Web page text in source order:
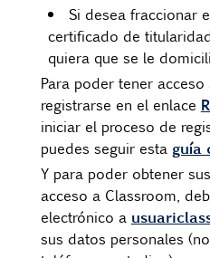
Si desea fraccionar
certificado de
quiera que se le
Para poder tener acceso
registrarse en el enlace
iniciar el proceso de
puedes seguir esta guía
Y para poder obtener
acceso a Classroom,
electrónico a
sus datos personales